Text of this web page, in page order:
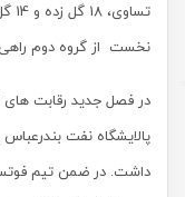
نخست از گروه دوم
در فصل جدید رقابت های
پالایشگاه نفت
داشت. در ضمن تیم فوتسال